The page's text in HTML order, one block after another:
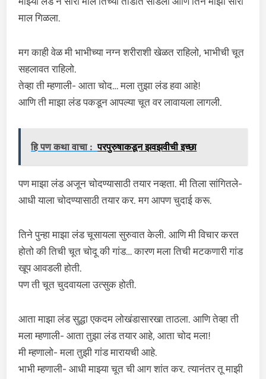
माल गिळला.
मग काही वेळ मी भाभीच्या नग्न शरीराशी खेळत राहिलो, भाभीची चूत
सहलावत राहिलो.
तेव्हा ती म्हणाली- आता चोद… मला तुझा लंड हवा आहे!
आणि ती माझा लंड पकडून आपल्या चूत वर लावायला लागली.
हि पण कथा वाचा : परपुरुषाकडून झवझवीची इच्छा
पण माझा लंड अजून चोदण्यासाठी तयार नव्हता. मी तिला सांगितले-
आधी याला चोदण्यासाठी तयार कर. मग आपण चुदाई करू.
तिने पुन्हा माझा लंड चूसायला सुरुवात केली. आणि मी विचार करत
होतो की तिची चूत चोदू की गांड… कारण मला तिची मटकणारी गांड
खूप आवडली होती.
पण ती चूत चुदवायला उत्सुक होती.
आता माझा लंड सुद्धा एकदम लोखंडासारखा ताठला. आणि तेव्हा ती
मला म्हणाली- आता तुझा लंड तयार आहे, आता चोद मला!
मी म्हणालो- मला तुझी गांड मारायची आहे.
भाभी म्हणाली- आधी माझ्या चूत ची आग शांत कर. त्यानंतर तू माझी